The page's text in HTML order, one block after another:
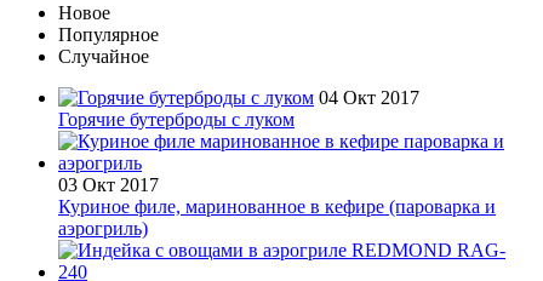
Новое
Популярное
Случайное
04 Окт 2017
Горячие бутерброды с луком
03 Окт 2017
Куриное филе, маринованное в кефире (пароварка и
аэрогриль)